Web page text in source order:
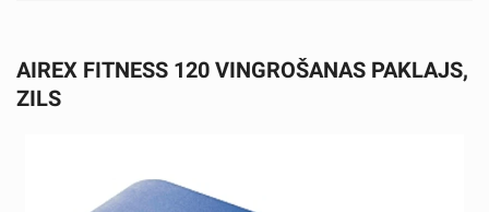
AIREX FITNESS 120 VINGROŠANAS PAKLAJS,
ZILS